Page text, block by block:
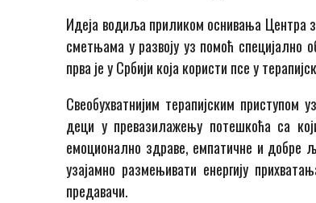
Идеја водиља приликом оснивања Центра
сметњама у развоју уз помоћ специјално
прва је у Србији која користи псе у
Свеобухватнијим терапијским
деци у превазилажењу потешкоћа са
емоционално здраве, емпатичне и
узајамно размењивати енергију
предавачи.